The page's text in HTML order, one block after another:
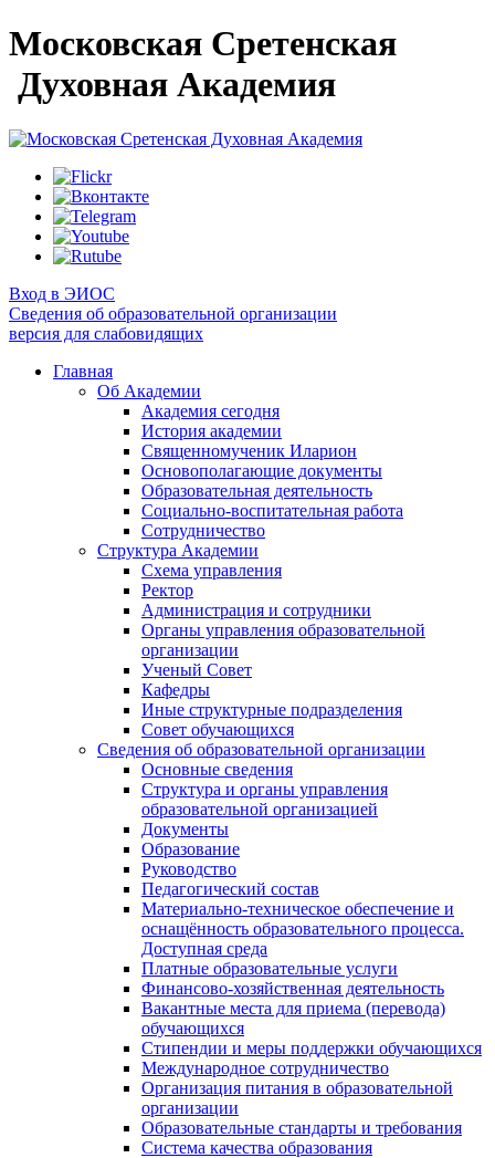
Московская Сретенская
Духовная Академия
Вход в ЭИОС
Сведения об образовательной организации
версия для слабовидящих
Главная
Об Академии
Академия сегодня
История академии
Священномученик Иларион
Основополагающие документы
Образовательная деятельность
Социально-воспитательная работа
Сотрудничество
Структура Академии
Схема управления
Ректор
Администрация и сотрудники
Органы управления образовательной
организации
Ученый Совет
Кафедры
Иные структурные подразделения
Совет обучающихся
Сведения об образовательной организации
Основные сведения
Структура и органы управления
образовательной организацией
Документы
Образование
Руководство
Педагогический состав
Материально-техническое обеспечение и
оснащённость образовательного процесса.
Доступная среда
Платные образовательные услуги
Финансово-хозяйственная деятельность
Вакантные места для приема (перевода)
обучающихся
Стипендии и меры поддержки обучающихся
Международное сотрудничество
Организация питания в образовательной
организации
Образовательные стандарты и требования
Система качества образования